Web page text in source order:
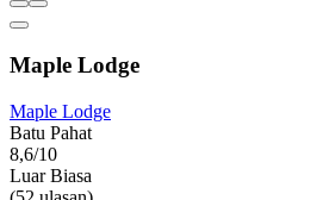
Maple Lodge
Maple Lodge
Batu Pahat
8,6/10
Luar Biasa